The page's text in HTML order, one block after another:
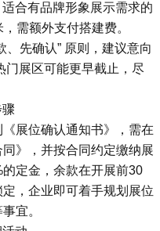
合有品牌形象展示需求的
需额外支付搭建费。
、先确认” 原则，建议意向
门展区可能更早截止，尽
展位确认通知书》，需在
》，并按合同约定缴纳展
定金，余款在开展前30
，企业即可着手规划展位
宜。